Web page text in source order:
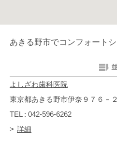
あきる野市でコンフォート
よしざわ歯科医院
東京都あきる野市伊奈９７６－２
TEL : 042-596-6262
詳細